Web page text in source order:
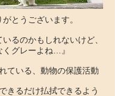
とうございます。
いるのかもしれないけど、
くグレーよね…』
ている、動物の保護活動
きるだけ払拭できるよう